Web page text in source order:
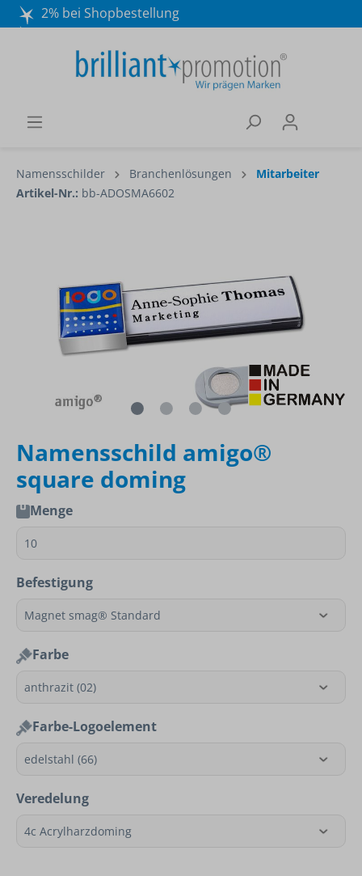
2% bei Shopbestellung
Wir beraten Sie gerne:
040 / 570 18 25 70
Namensschilder Branchenlösungen
Mitarbeiter
Artikel-Nr.: bb-ADOSMA6602
Namensschild amigo®
square doming
Menge
Befestigung
Farbe
Farbe-Logoelement
Veredelung